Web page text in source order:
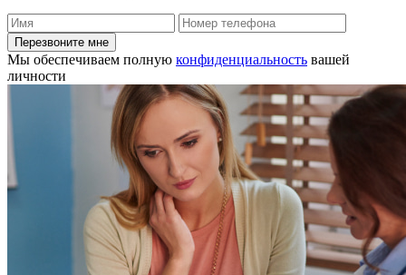
Перезвоните мне
Мы обеспечиваем полную конфиденциальность вашей
личности